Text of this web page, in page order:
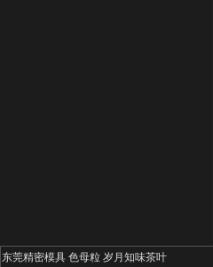
东莞精密模具 色母粒 岁月知味茶叶